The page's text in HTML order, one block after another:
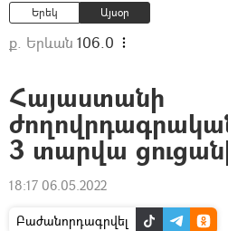
Երեկ Այսօր
ք. Երևան 106.0
Հայաստանի
3 տարվա
18:17 06.05.2022
Բաժանորդագրվել